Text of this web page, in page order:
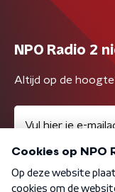
NPO Radio 2
Altijd op de